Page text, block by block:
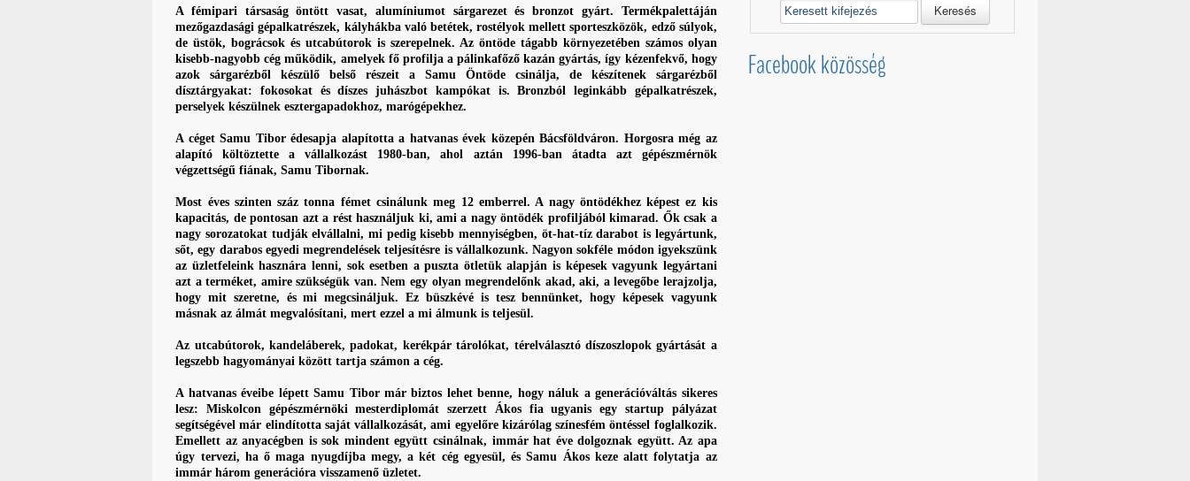
A fémipari társaság öntött vasat, alumíniumot sárgarezet és bronzot gyárt. Termékpalettáján
mezőgazdasági gépalkatrészek, kályhákba való betétek, rostélyok mellett sporteszközök, edző súlyok,
de üstök, bográcsok és utcabútorok is szerepelnek. Az öntöde tágabb környezetében számos olyan
kisebb-nagyobb cég működik, amelyek fő profilja a pálinkafőző kazán gyártás, így kézenfekvő, hogy
azok sárgarézből készülő belső részeit a Samu Öntöde csinálja, de készítenek sárgarézből
dísztárgyakat: fokosokat és díszes juhászbot kampókat is. Bronzból leginkább gépalkatrészek,
perselyek készülnek esztergapadokhoz, marógépekhez.
A céget Samu Tibor édesapja alapította a hatvanas évek közepén Bácsföldváron. Horgosra még az
alapító költöztette a vállalkozást 1980-ban, ahol aztán 1996-ban átadta azt gépészmérnök
végzettségű fiának, Samu Tibornak.
Most éves szinten száz tonna fémet csinálunk meg 12 emberrel. A nagy öntödékhez képest ez kis
kapacitás, de pontosan azt a rést használjuk ki, ami a nagy öntödék profiljából kimarad. Ők csak a
nagy sorozatokat tudják elvállalni, mi pedig kisebb mennyiségben, öt-hat-tíz darabot is legyártunk,
sőt, egy darabos egyedi megrendelések teljesítésre is vállalkozunk. Nagyon sokféle módon igyekszünk
az üzletfeleink hasznára lenni, sok esetben a puszta ötletük alapján is képesek vagyunk legyártani
azt a terméket, amire szükségük van. Nem egy olyan megrendelőnk akad, aki, a levegőbe lerajzolja,
hogy mit szeretne, és mi megcsináljuk. Ez büszkévé is tesz bennünket, hogy képesek vagyunk
másnak az álmát megvalósítani, mert ezzel a mi álmunk is teljesül.
Az utcabútorok, kandeláberek, padokat, kerékpár tárolókat, térelválasztó díszoszlopok gyártását a
legszebb hagyományai között tartja számon a cég.
A hatvanas éveibe lépett Samu Tibor már biztos lehet benne, hogy náluk a generációváltás sikeres
lesz: Miskolcon gépészmérnöki mesterdiplomát szerzett Ákos fia ugyanis egy startup pályázat
segítségével már elindította saját vállalkozását, ami egyelőre kizárólag színesfém öntéssel foglalkozik.
Emellett az anyacégben is sok mindent együtt csinálnak, immár hat éve dolgoznak együtt. Az apa
úgy tervezi, ha ő maga nyugdíjba megy, a két cég egyesül, és Samu Ákos keze alatt folytatja az
immár három generációra visszamenő üzletet.
Keresés
Facebook közösség